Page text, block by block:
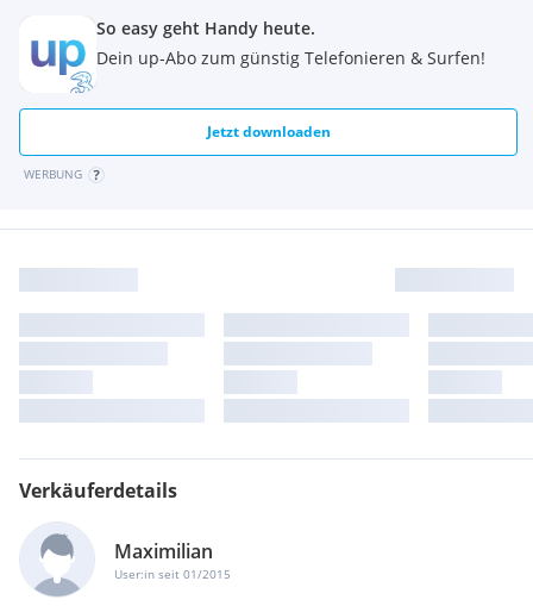
So easy geht Handy heute.
Dein up-Abo zum günstig Telefonieren & Surfen!
Jetzt downloaden
WERBUNG
Verkäuferdetails
Maximilian
User:in seit 01/2015